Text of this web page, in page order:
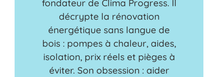
fondateur de Clima Progress. Il
décrypte la rénovation
énergétique sans langue de
bois : pompes à chaleur, aides,
isolation, prix réels et pièges à
éviter. Son obsession : aider